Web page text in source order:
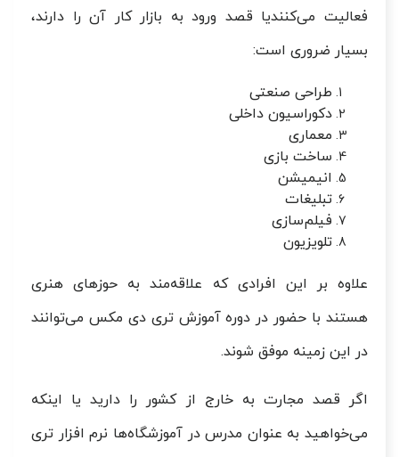
فعالیت می‌کنندیا قصد ورود به بازار کار آن را دارند،
بسیار ضروری است:
طراحی صنعتی
دکوراسیون داخلی
معماری
ساخت بازی
انیمیشن
تبلیغات
فیلم‌سازی
تلویزیون
علاوه بر این افرادی که علاقه‌مند به حوزهای هنری
هستند با حضور در دوره آموزش تری دی مکس می‌توانند
در این زمینه موفق شوند.
اگر قصد مجارت به خارج از کشور را دارید یا اینکه
می‌خواهید به عنوان مدرس در آموزشگاه‌ها نرم افزار تری